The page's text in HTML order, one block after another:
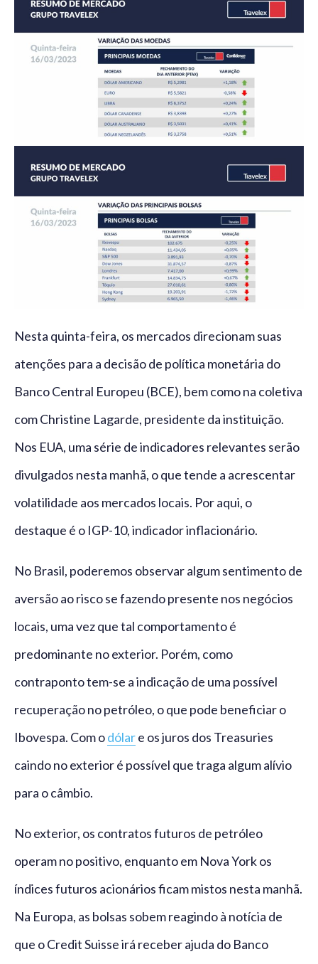
Nesta quinta-feira, os mercados direcionam suas
atenções para a decisão de política monetária do
Banco Central Europeu (BCE), bem como na coletiva
com Christine Lagarde, presidente da instituição.
Nos EUA, uma série de indicadores relevantes serão
divulgados nesta manhã, o que tende a acrescentar
volatilidade aos mercados locais. Por aqui, o
destaque é o IGP-10, indicador inflacionário.
No Brasil, poderemos observar algum sentimento de
aversão ao risco se fazendo presente nos negócios
locais, uma vez que tal comportamento é
predominante no exterior. Porém, como
contraponto tem-se a indicação de uma possível
recuperação no petróleo, o que pode beneficiar o
Ibovespa. Com odólare os juros dos Treasuries
caindo no exterior é possível que traga algum alívio
para o câmbio.
No exterior, os contratos futuros de petróleo
operam no positivo, enquanto em Nova York os
índices futuros acionários ficam mistos nesta manhã.
Na Europa, as bolsas sobem reagindo à notícia de
que o Credit Suisse irá receber ajuda do Banco